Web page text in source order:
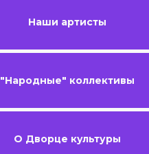
Наши артисты
"Народные" коллективы
О Дворце культуры